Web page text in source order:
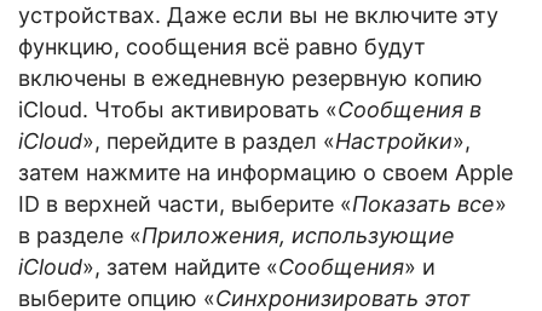
устройствах. Даже если вы не включите эту
функцию, сообщения всё равно будут
включены в ежедневную резервную копию
iCloud. Чтобы активировать «Сообщения в
iCloud», перейдите в раздел «Настройки»,
затем нажмите на информацию о своем Apple
ID в верхней части, выберите «Показать все»
в разделе «Приложения, использующие
iCloud», затем найдите «Сообщения» и
выберите опцию «Синхронизировать этот